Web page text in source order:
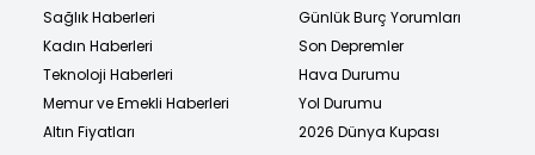
Sağlık Haberleri
Kadın Haberleri
Teknoloji Haberleri
Memur ve Emekli Haberleri
Altın Fiyatları
Günlük Burç Yorumları
Son Depremler
Hava Durumu
Yol Durumu
2026 Dünya Kupası